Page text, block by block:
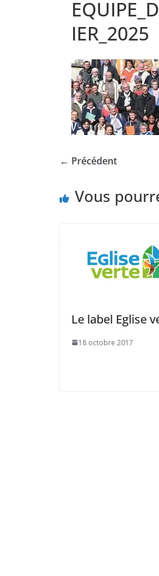
IER_2025
← Précédent
Vous
Le label Eglise
18 octobre 2017